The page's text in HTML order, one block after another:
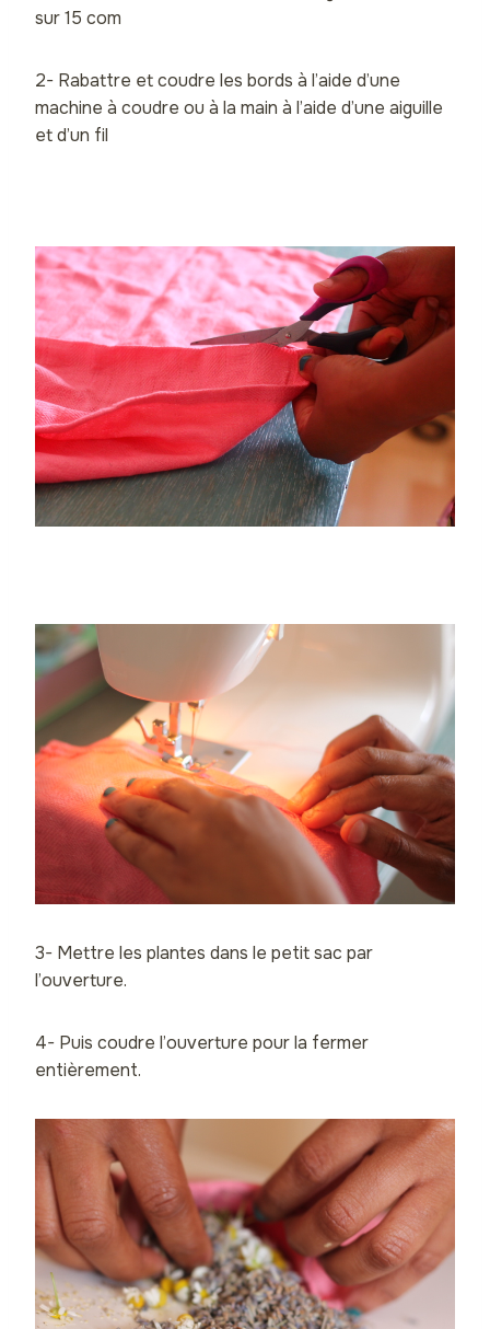
sur 15 com
2- Rabattre et coudre les bords à l’aide d’une
machine à coudre ou à la main à l’aide d’une aiguille
et d’un fil
3- Mettre les plantes dans le petit sac par
l’ouverture.
4- Puis coudre l’ouverture pour la fermer
entièrement.